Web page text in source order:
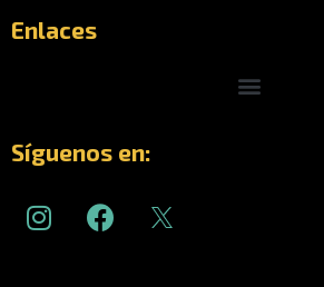
Enlaces
Menu
Síguenos en:
I
n
F
a